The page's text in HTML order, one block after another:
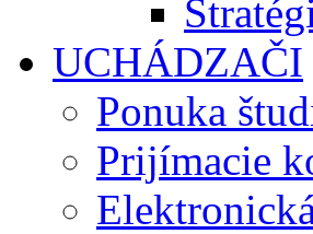
UCHÁDZAČI
Ponuka
Prijímacie